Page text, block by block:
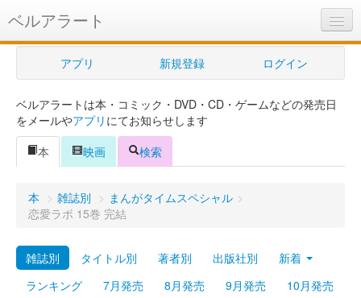
ベルアラート
ベルアラートとは
ヘルプ
新規登録
ログイン
購入管理
Myシェルフ
プレミアム
アプリ 新規登録 ログイン
ベルアラートは本・コミック・DVD・CD・ゲームなどの発売日
をメールやアプリ にてお知らせします
本
映画 検索
本 > 雑誌別 > まんがタイムスペシャル >
恋愛ラボ 15巻 完結
雑誌別 タイトル別 著者別 出版社別
新着
ランキング
7月発売 8月発売 9月発売 10月発売